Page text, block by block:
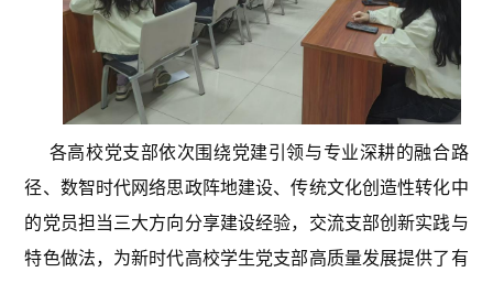
各高校党支部依次围绕党建引领与专业深耕的融合路
径、数智时代网络思政阵地建设、传统文化创造性转化中
的党员担当三大方向分享建设经验，交流支部创新实践与
特色做法，为新时代高校学生党支部高质量发展提供了有